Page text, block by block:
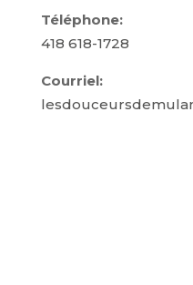
Téléphone:
418 618-1728
Courriel: